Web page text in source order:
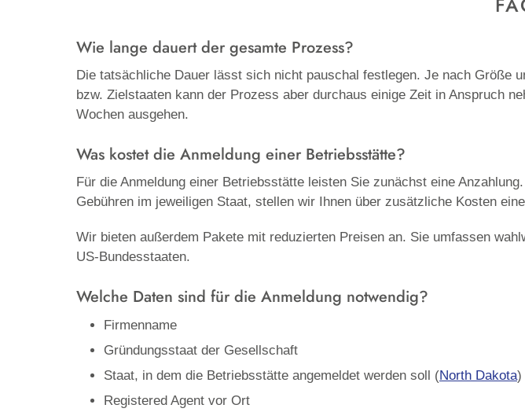
Wie lange dauert der gesamte Prozess?
Die tatsächliche Dauer lässt sich nicht pauschal festlegen. Je nach Größe
bzw. Zielstaaten kann der Prozess aber durchaus einige Zeit in Anspruch
Wochen ausgehen.
Was kostet die Anmeldung einer Betriebsstätte?
Für die Anmeldung einer Betriebsstätte leisten Sie zunächst eine
Gebühren im jeweiligen Staat, stellen wir Ihnen über zusätzliche Kosten
Wir bieten außerdem Pakete mit reduzierten Preisen an. Sie umfassen
US-Bundesstaaten.
Welche Daten sind für die Anmeldung notwendig?
Firmenname
Gründungsstaat der Gesellschaft
Staat, in dem die Betriebsstätte angemeldet werden soll (North Dakota)
Registered Agent vor Ort